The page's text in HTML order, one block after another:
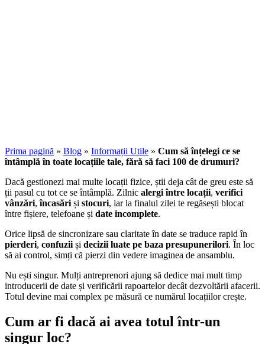
Prima pagină » Blog » Informații Utile » Cum să înțelegi ce se
întâmplă în toate locațiile tale, fără să faci 100 de drumuri?
Dacă gestionezi mai multe locații fizice, știi deja cât de greu este să
ții pasul cu tot ce se întâmplă. Zilnic alergi între locații, verifici
vânzări,încasări și stocuri, iar la finalul zilei te regăsești blocat
între fișiere, telefoane și date incomplete.
Orice lipsă de sincronizare sau claritate în date se traduce rapid în
pierderi, confuzii și decizii luate pe baza presupunerilori. În loc
să ai control, simți că pierzi din vedere imaginea de ansamblu.
Nu ești singur. Mulți antreprenori ajung să dedice mai mult timp
introducerii de date și verificării rapoartelor decât dezvoltării afacerii.
Totul devine mai complex pe măsură ce numărul locațiilor crește.
Cum ar fi dacă ai avea totul într-un
singur loc?